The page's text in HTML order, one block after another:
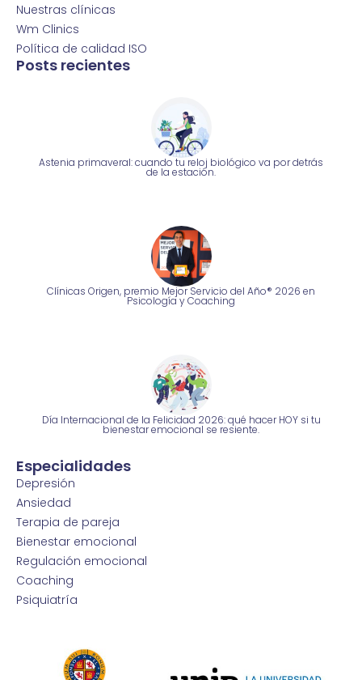
Nuestras clínicas
Wm Clinics
Política de calidad ISO
Posts recientes
Astenia primaveral: cuando tu reloj biológico va por detrás
de la estación.
Clínicas Origen, premio Mejor Servicio del Año® 2026 en
Psicología y Coaching
Día Internacional de la Felicidad 2026: qué hacer HOY si tu
bienestar emocional se resiente.
Especialidades
Depresión
Ansiedad
Terapia de pareja
Bienestar emocional
Regulación emocional
Coaching
Psiquiatría